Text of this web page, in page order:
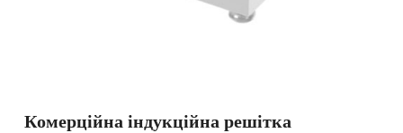
Комерційна індукційна решітка